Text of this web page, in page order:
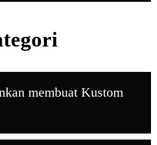
membuat Kustom